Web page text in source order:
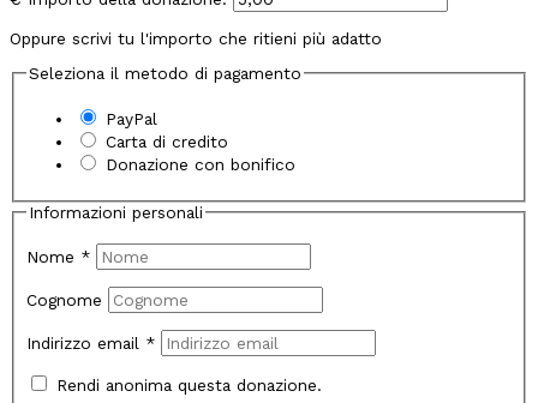
Oppure scrivi tu l'importo che ritieni più adatto
Seleziona il metodo di pagamento
PayPal
Carta di credito
Donazione con bonifico
Informazioni personali
Nome *
Cognome
Indirizzo email *
Rendi anonima questa donazione.